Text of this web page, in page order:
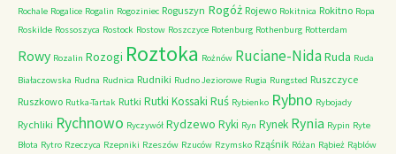
Rochale Rogalice Rogalin Rogoziniec Roguszyn Rogóż Rojewo Rokitnica Rokitno Ropa
Roskilde Rossoszyca Rostock Rostow Roszczyce Rotenburg Rothenburg Rotterdam
Rowy Rozalin Rozogi Roztoka Rożnów Ruciane-NidaRuda Ruda
Białaczowska Rudna Rudnica Rudniki Rudno Jeziorowe Rugia Rungsted Ruszczyce
Ruszkowo Rutka-Tartak Rutki Rutki Kossaki Ruś Rybienko Rybno Rybojady
Rychliki Rychnowo Ryczywół Rydzewo Ryki Ryn Rynek Rynia Rypin Ryte
Błota Rytro Rzeczyca Rzepniki Rzeszów Rzuców Rzymsko Rząśnik Różan Rąbież Rąblów